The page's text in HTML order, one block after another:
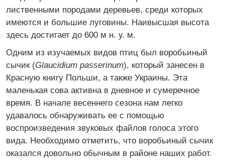
лиственными породами деревьев, среди которых
имеются и большие луговины. Наивысшая высота
здесь достигает до 600 м н. у. м.
Одним из изучаемых видов птиц был воробьиный
сычик (Glaucidium passerinum), который занесен в
Красную книгу Польши, а также Украины. Эта
маленькая сова активна в дневное и сумеречное
время. В начале весеннего сезона нам легко
удавалось обнаруживать ее с помощью
воспроизведения звуковых файлов голоса этого
вида. Необходимо отметить, что воробьиный сычик
оказался довольно обычным в районе наших работ.